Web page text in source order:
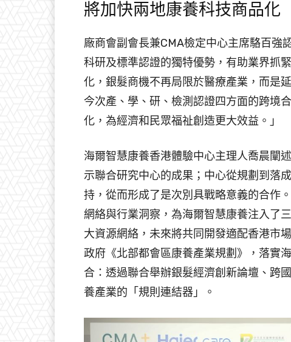
將加快兩地康養科技商品化
廠商會副會長兼CMA檢定中心主席駱百強
科研及標準認證的獨特優勢，有助業界抓
化，銀髮商機不再局限於醫療產業，而是
今次產、學、研、檢測認證四方面的跨境
化，為經濟和民眾福祉創造更大效益。」
海爾智慧康養香港體驗中心主理人喬晨闡
示聯合研究中心的成果；中心從規劃到落
持，從而形成了是次別具戰略意義的合作
網絡與行業洞察，為海爾智慧康養注入了
大資源網絡，未來將共同開發適配香港市
政府《北部都會區康養產業規劃》，落實
合：透過聯合舉辦銀髮經濟創新論壇、跨
養產業的「規則連結器」。